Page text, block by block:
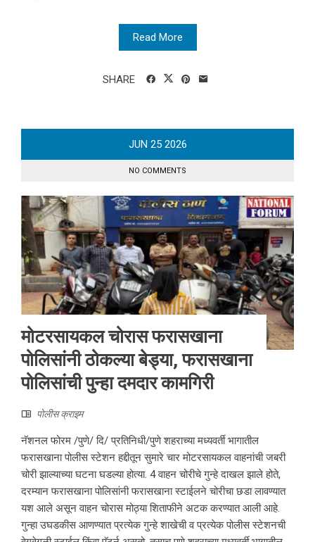
Read More
SHARE
JUN 25 2026
NO COMMENTS
मोटरसायकल चोरास फरासखाना
पोलिसांनी ठोकल्या बेड्या, फरासखाना
पोलिसांची पुन्हा दमदार कामगिरी
पोलीस क्राइम
नॅशनल फोरम /पुणे/ दि/ प्रतिनिधी/पुणे शहराच्या मध्यवर्ती भागातील
फरासखाना पोलीस स्टेशन हद्दीतून सुमारे चार मोटरसायकल वाहनांची जबरी
चोरी झाल्याच्या घटना घडल्या होत्या. 4 वाहन चोरीचे गुन्हे दाखल झाले होते,
दरम्यान फरासखाना पोलिसांनी फरासखाना स्टाईलने चोरीचा छडा लावण्यात
यश आले असून वाहन चोरास मोठ्या शिताफीने अटक करण्यात आली आहे.
गुन्हा उघडकीस आणण्यात प्रत्येक गुन्हे शाखेची व प्रत्येक पोलीस स्टेशनची